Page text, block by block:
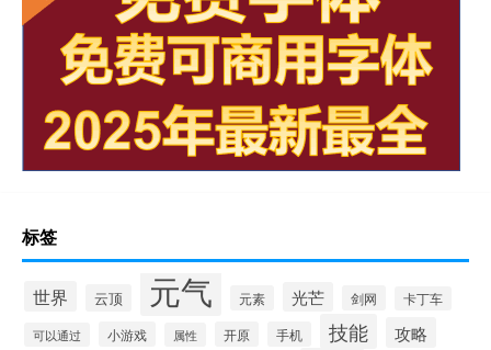
标签
世界 云顶 元气 元素 光芒 剑网 卡丁车
可以通过 小游戏 属性 开原 手机 技能 攻略